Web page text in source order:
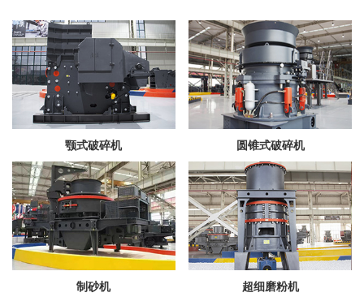
颚式破碎机 圆锥式破碎机
制砂机 超细磨粉机